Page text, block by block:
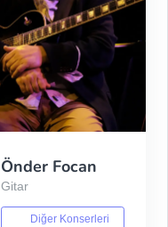
Önder Focan
Gitar
Diğer Konserleri